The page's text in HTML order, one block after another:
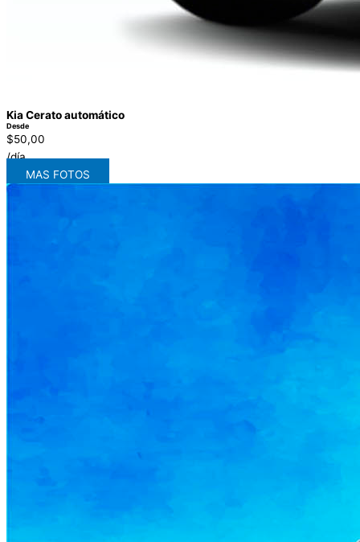
Kia Cerato automático
Desde
$50,00
/día
MAS FOTOS